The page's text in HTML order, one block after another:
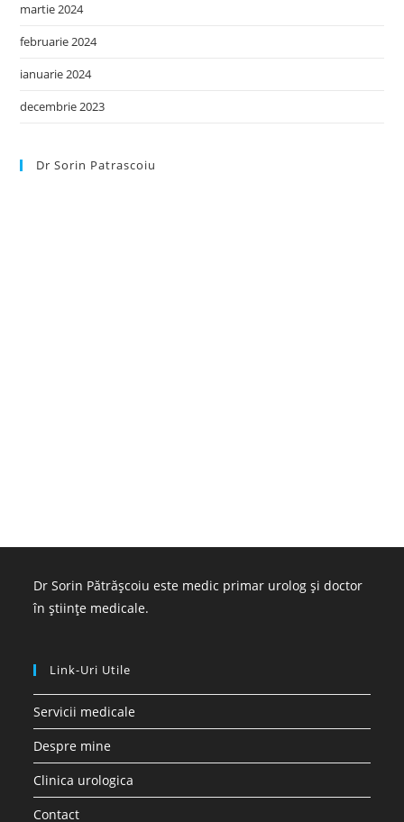
martie 2024
februarie 2024
ianuarie 2024
decembrie 2023
Dr Sorin Patrascoiu
Dr Sorin Pătrășcoiu este medic primar urolog și doctor
în științe medicale.
Link-Uri Utile
Servicii medicale
Despre mine
Clinica urologica
Contact